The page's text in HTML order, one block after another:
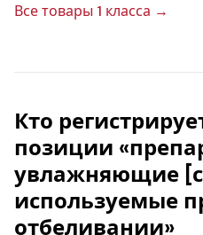
Все товары 1 класса →
Кто
позиции
увлажняющие
используемые
отбеливании»